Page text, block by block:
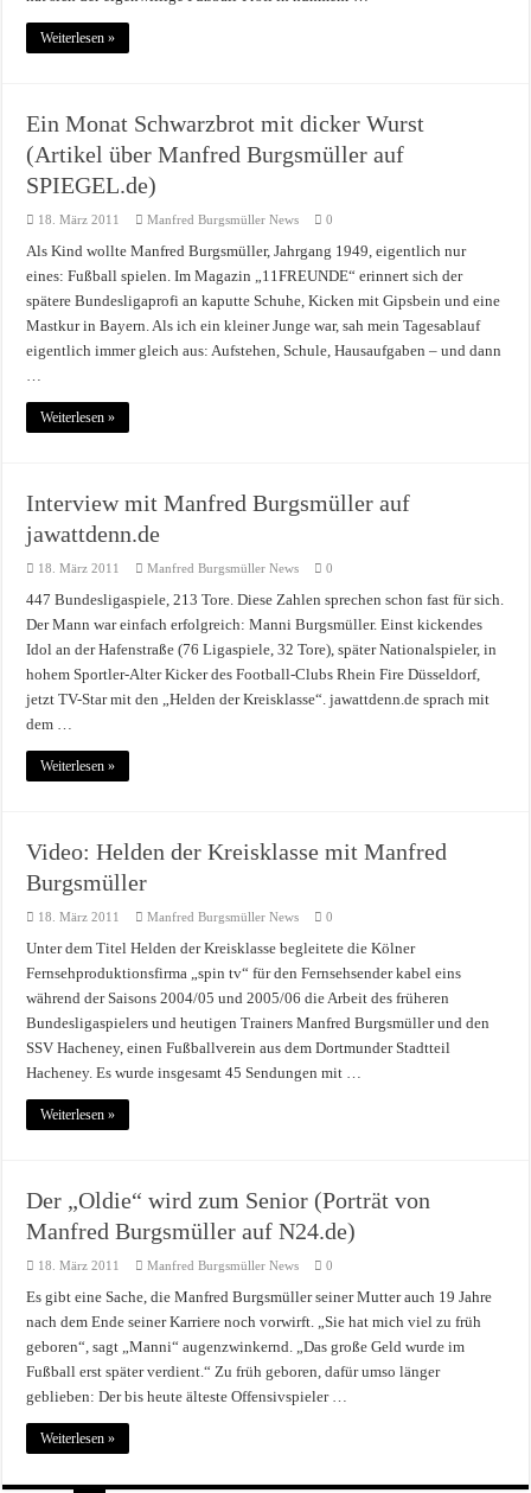
Weiterlesen »
Ein Monat Schwarzbrot mit dicker Wurst
(Artikel über Manfred Burgsmüller auf
SPIEGEL.de)
18. März 2011 Manfred Burgsmüller News 0
Als Kind wollte Manfred Burgsmüller, Jahrgang 1949, eigentlich nur
eines: Fußball spielen. Im Magazin „11FREUNDE“ erinnert sich der
spätere Bundesligaprofi an kaputte Schuhe, Kicken mit Gipsbein und eine
Mastkur in Bayern. Als ich ein kleiner Junge war, sah mein Tagesablauf
eigentlich immer gleich aus: Aufstehen, Schule, Hausaufgaben – und dann
…
Weiterlesen »
Interview mit Manfred Burgsmüller auf
jawattdenn.de
18. März 2011 Manfred Burgsmüller News 0
447 Bundesligaspiele, 213 Tore. Diese Zahlen sprechen schon fast für sich.
Der Mann war einfach erfolgreich: Manni Burgsmüller. Einst kickendes
Idol an der Hafenstraße (76 Ligaspiele, 32 Tore), später Nationalspieler, in
hohem Sportler-Alter Kicker des Football-Clubs Rhein Fire Düsseldorf,
jetzt TV-Star mit den „Helden der Kreisklasse“. jawattdenn.de sprach mit
dem …
Weiterlesen »
Video: Helden der Kreisklasse mit Manfred
Burgsmüller
18. März 2011 Manfred Burgsmüller News 0
Unter dem Titel Helden der Kreisklasse begleitete die Kölner
Fernsehproduktionsfirma „spin tv“ für den Fernsehsender kabel eins
während der Saisons 2004/05 und 2005/06 die Arbeit des früheren
Bundesligaspielers und heutigen Trainers Manfred Burgsmüller und den
SSV Hacheney, einen Fußballverein aus dem Dortmunder Stadtteil
Hacheney. Es wurde insgesamt 45 Sendungen mit …
Weiterlesen »
Der „Oldie“ wird zum Senior (Porträt von
Manfred Burgsmüller auf N24.de)
18. März 2011 Manfred Burgsmüller News 0
Es gibt eine Sache, die Manfred Burgsmüller seiner Mutter auch 19 Jahre
nach dem Ende seiner Karriere noch vorwirft. „Sie hat mich viel zu früh
geboren“, sagt „Manni“ augenzwinkernd. „Das große Geld wurde im
Fußball erst später verdient.“ Zu früh geboren, dafür umso länger
geblieben: Der bis heute älteste Offensivspieler …
Weiterlesen »